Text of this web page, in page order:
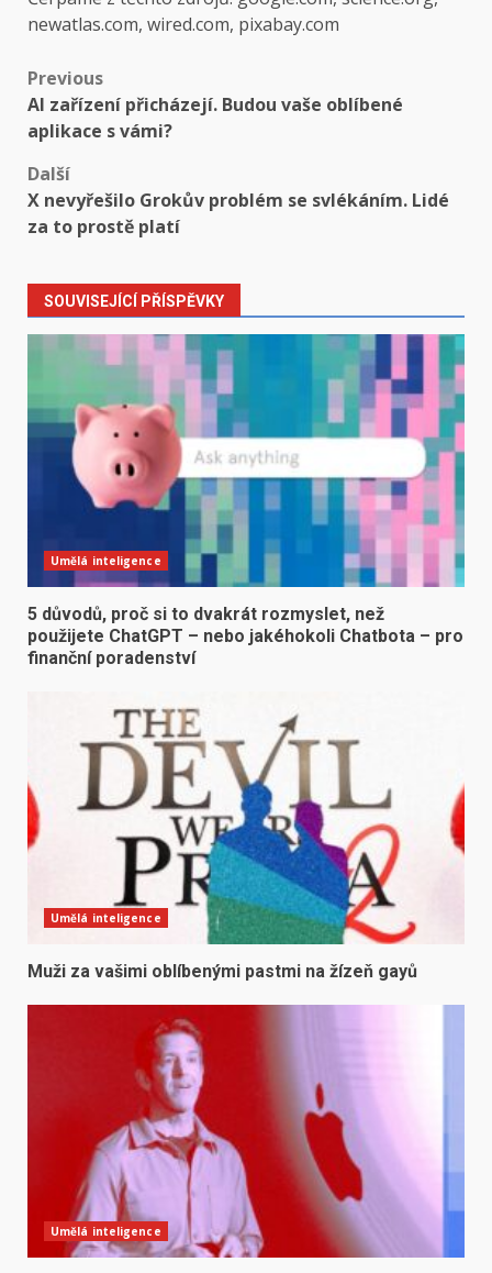
newatlas.com, wired.com, pixabay.com
Post
navigation
Previous
AI zařízení přicházejí. Budou vaše oblíbené
aplikace s vámi?
Další
X nevyřešilo Grokův problém se svlékáním. Lidé
za to prostě platí
SOUVISEJÍCÍ PŘÍSPĚVKY
Umělá inteligence
5 důvodů, proč si to dvakrát rozmyslet, než
použijete ChatGPT – nebo jakéhokoli Chatbota – pro
finanční poradenství
Umělá inteligence
Muži za vašimi oblíbenými pastmi na žízeň gayů
Umělá inteligence